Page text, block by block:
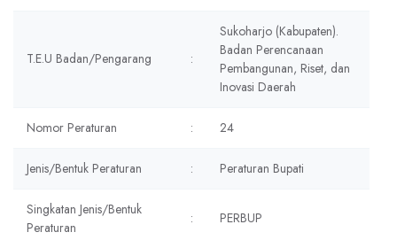
T.E.U Badan/Pengarang :
Sukoharjo (Kabupaten).
Badan Perencanaan
Pembangunan, Riset, dan
Inovasi Daerah
Nomor Peraturan : 24
Jenis/Bentuk Peraturan : Peraturan Bupati
Singkatan Jenis/Bentuk
Peraturan
: PERBUP